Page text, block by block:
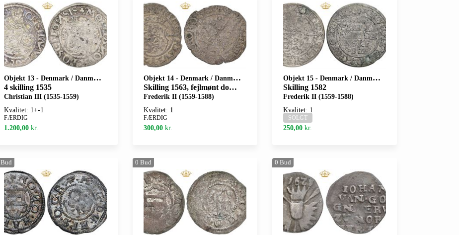
Objekt 13 - Denmark / Danmark
4 skilling 1535
Christian III (1535-1559)
Kvalitet: 1+-1
FÆRDIG
1.200,00 kr.
Objekt 14 -Denmark / Danmark
Skilling 1563, fejlmønt dobbelt årstal
Frederik II (1559-1588)
Kvalitet: 1
FÆRDIG
300,00kr.
Objekt 15 -Denmark / Danmark
Skilling 1582
Frederik II (1559-1588)
Kvalitet: 1
SOLGT
250,00kr.
Bud 0 Bud 0 Bud